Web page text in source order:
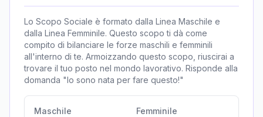
Lo Scopo Sociale è formato dalla Linea Maschile e
dalla Linea Femminile. Questo scopo ti dà come
compito di bilanciare le forze maschili e femminili
all'interno di te. Armoizzando questo scopo, riuscirai a
trovare il tuo posto nel mondo lavorativo. Risponde alla
domanda "Io sono nata per fare questo!"
Maschile Femminile